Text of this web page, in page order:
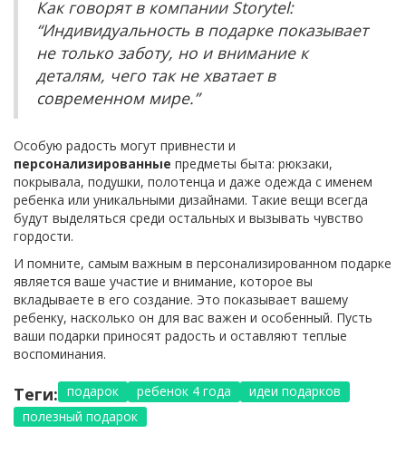
Как говорят в компании Storytel:
“Индивидуальность в подарке показывает
не только заботу, но и внимание к
деталям, чего так не хватает в
современном мире.”
Особую радость могут привнести и
персонализированные предметы быта: рюкзаки,
покрывала, подушки, полотенца и даже одежда с именем
ребенка или уникальными дизайнами. Такие вещи всегда
будут выделяться среди остальных и вызывать чувство
гордости.
И помните, самым важным в персонализированном подарке
является ваше участие и внимание, которое вы
вкладываете в его создание. Это показывает вашему
ребенку, насколько он для вас важен и особенный. Пусть
ваши подарки приносят радость и оставляют теплые
воспоминания.
Теги: подарок ребенок 4 года
идеи подарков
полезный подарок